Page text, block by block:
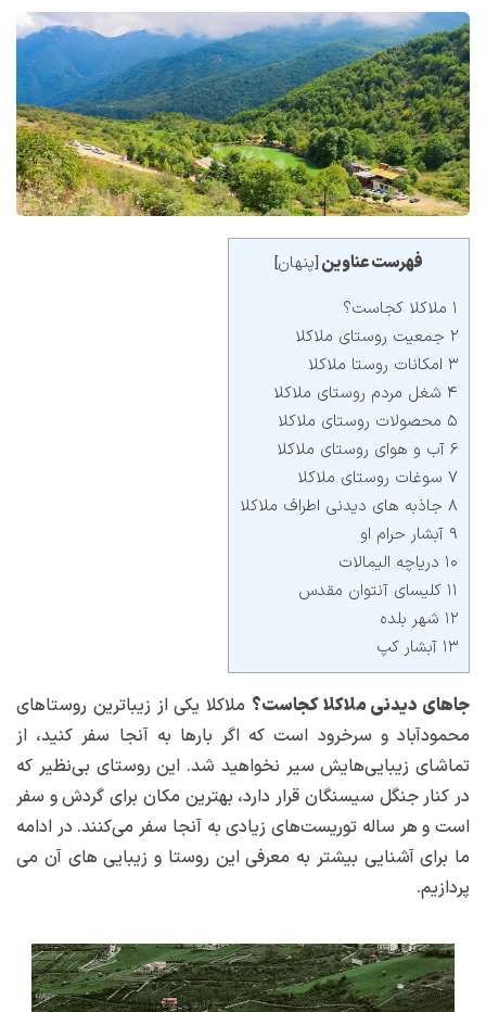
فهرست عناوین[پنهان]
۱ ملاکلا کجاست؟
۲ جمعیت روستای ملاکلا
۳ امکانات روستا ملاکلا
۴ شغل مردم روستای ملاکلا
۵ محصولات روستای ملاکلا
۶ آب و هوای روستای ملاکلا
۷ سوغات روستای ملاکلا
۸ جاذبه های دیدنی اطراف ملاکلا
۹ آبشار حرام او
۱۰ دریاچه الیمالات
۱۱ کلیسای آنتوان مقدس
۱۲ شهر بلده
۱۳ آبشار کپ
جاهای دیدنی ملاکلا کجاست؟ ملاکلا یکی از زیباترین روستاهای
محمودآباد و سرخرود است که اگر بارها به آنجا سفر کنید، از
تماشای زیبایی‌هایش سیر نخواهید شد. این روستای بی‌نظیر که
در کنار جنگل سیسنگان قرار دارد، بهترین مکان برای گردش و سفر
است و هر ساله توریست‌های زیادی به آنجا سفر می‌کنند. در ادامه
ما برای آشنایی بیشتر به معرفی این روستا و زیبایی های آن می
پردازیم.